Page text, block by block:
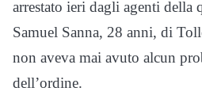
arrestato ieri dagli agenti della
Samuel Sanna, 28 anni, di
non aveva mai avuto alcun
dell’ordine.